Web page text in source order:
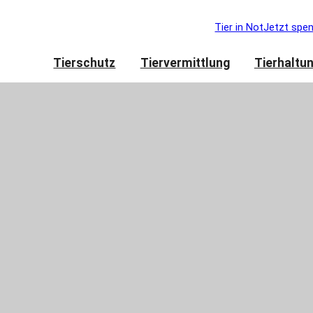
Tier in NotJetzt
Tierschutz Tiervermittlung